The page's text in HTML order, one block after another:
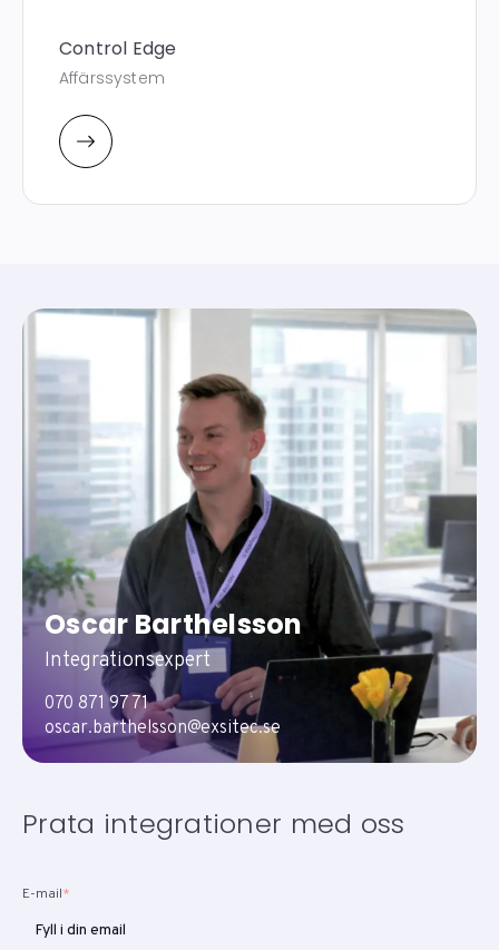
Control Edge
Affärssystem
Oscar Barthelsson
Integrationsexpert
070 871 97 71
oscar.barthelsson@exsitec.se
Prata integrationer med oss
E-mail*